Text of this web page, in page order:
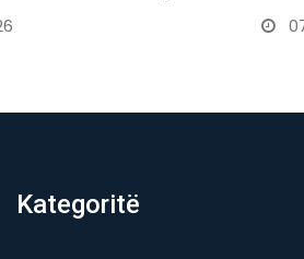
Kategoritë